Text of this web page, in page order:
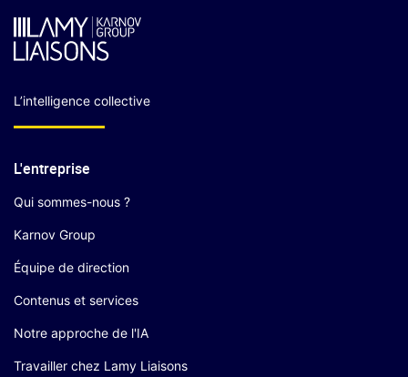
L’intelligence collective
L'entreprise
Qui sommes-nous ?
Karnov Group
Équipe de direction
Contenus et services
Notre approche de l'IA
Travailler chez Lamy Liaisons